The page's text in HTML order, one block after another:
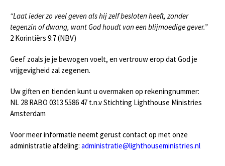
“Laat ieder zo veel geven als hij zelf besloten heeft, zonder
tegenzin of dwang, want God houdt van een blijmoedige gever.”
2 Korintiërs 9:7 (NBV)
Geef zoals je je bewogen voelt, en vertrouw erop dat God je
vrijgevigheid zal zegenen.
Uw giften en tienden kunt u overmaken op rekeningnummer:
NL 28 RABO 0313 5586 47 t.n.v Stichting Lighthouse Ministries
Amsterdam
Voor meer informatie neemt gerust contact op met onze
administratie afdeling: administratie@lighthouseministries.nl